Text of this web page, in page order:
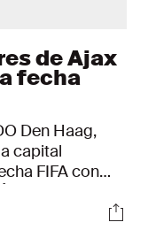
de Ajax
fecha
Den Haag,
capital
FIFA con
y Maarten